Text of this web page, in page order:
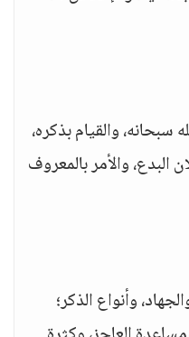
سبحانه، والقيام بذكره،
البدع، والأمر بالمعروف
وأنواع الذكر؛